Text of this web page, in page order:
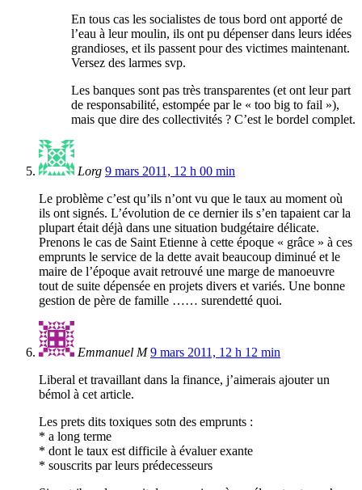
En tous cas les socialistes de tous bord ont apporté de
l’eau à leur moulin, ils ont pu dépenser dans leurs idées
grandioses, et ils passent pour des victimes maintenant.
Versez des larmes svp.
Les banques sont pas très transparentes (et ont leur part
de responsabilité, estompée par le « too big to fail »),
mais que dire des collectivités ? C’est le bordel complet.
Lorg 9 mars 2011, 12 h 00 min
Le problème c’est qu’ils n’ont vu que le taux au moment où
ils ont signés. L’évolution de ce dernier ils s’en tapaient car la
plupart était déjà dans une situation budgétaire délicate.
Prenons le cas de Saint Etienne à cette époque « grâce » à ces
emprunts le service de la dette avait beaucoup diminué et le
maire de l’époque avait retrouvé une marge de manoeuvre
tout de suite dépensée en projets divers et variés. Une bonne
gestion de père de famille …… surendetté quoi.
Emmanuel M 9 mars 2011, 12 h 12 min
Liberal et travaillant dans la finance, j’aimerais ajouter un
bémol à cet article.
Les prets dits toxiques sotn des emprunts :
* a long terme
* dont le taux est difficile à évaluer exante
* souscrits par leurs prédecesseurs